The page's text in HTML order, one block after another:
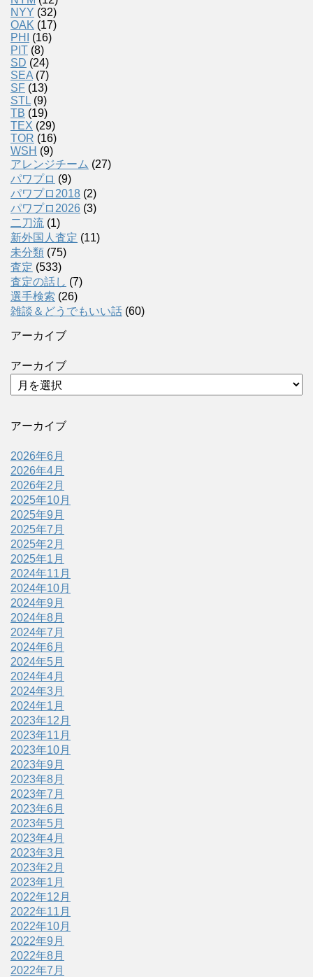
NYY (32)
OAK (17)
PHI
(16)
PIT (8)
SD (24)
SEA (7)
SF (13)
STL (9)
TB (19)
TEX (29)
TOR (16)
WSH (9)
アレンジチーム (27)
パワプロ (9)
パワプロ2018 (2)
パワプロ2026 (3)
二刀流 (1)
新外国人査定 (11)
未分類 (75)
査定 (533)
査定の話し (7)
選手検索 (26)
雑談＆どうでもいい話 (60)
アーカイブ
アーカイブ
アーカイブ
2026年6月
2026年4月
2026年2月
2025年10月
2025年9月
2025年7月
2025年2月
2025年1月
2024年11月
2024年10月
2024年9月
2024年8月
2024年7月
2024年6月
2024年5月
2024年4月
2024年3月
2024年1月
2023年12月
2023年11月
2023年10月
2023年9月
2023年8月
2023年7月
2023年6月
2023年5月
2023年4月
2023年3月
2023年2月
2023年1月
2022年12月
2022年11月
2022年10月
2022年9月
2022年8月
2022年7月